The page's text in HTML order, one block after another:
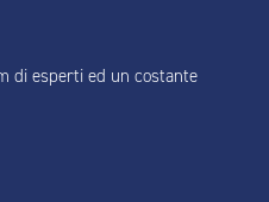
di esperti ed un costante